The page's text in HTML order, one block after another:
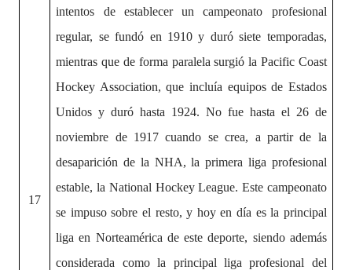
17
intentos de establecer un campeonato profesional
regular, se fundó en 1910 y duró siete temporadas,
mientras que de forma paralela surgió la Pacific Coast
Hockey Association, que incluía equipos de Estados
Unidos y duró hasta 1924. No fue hasta el 26 de
noviembre de 1917 cuando se crea, a partir de la
desaparición de la NHA, la primera liga profesional
estable, la National Hockey League. Este campeonato
se impuso sobre el resto, y hoy en día es la principal
liga en Norteamérica de este deporte, siendo además
considerada como la principal liga profesional del